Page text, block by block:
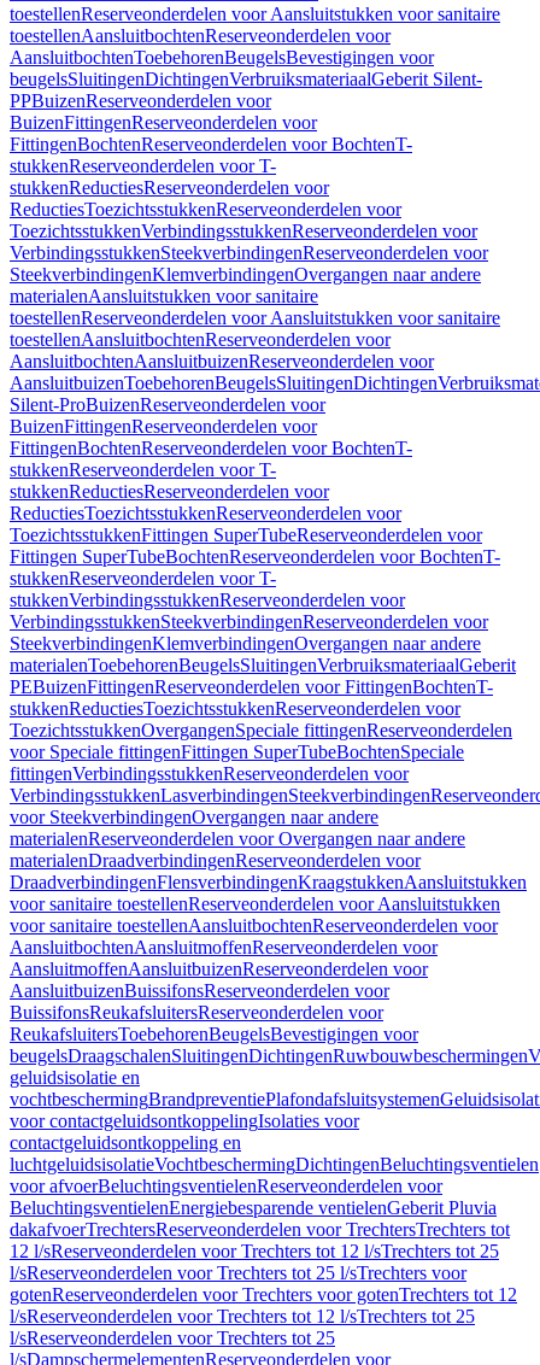
toestellenReserveonderdelen voor Aansluitstukken voor sanitaire
toestellenAansluitbochtenReserveonderdelen voor
AansluitbochtenToebehorenBeugelsBevestigingen voor
beugelsSluitingenDichtingenVerbruiksmateriaalGeberit Silent-
PPBuizenReserveonderdelen voor
BuizenFittingenReserveonderdelen voor
FittingenBochtenReserveonderdelen voor BochtenT-
stukkenReserveonderdelen voor T-
stukkenReductiesReserveonderdelen voor
ReductiesToezichtsstukkenReserveonderdelen voor
ToezichtsstukkenVerbindingsstukkenReserveonderdelen voor
VerbindingsstukkenSteekverbindingenReserveonderdelen voor
SteekverbindingenKlemverbindingenOvergangen naar andere
materialenAansluitstukken voor sanitaire
toestellenReserveonderdelen voor Aansluitstukken voor sanitaire
toestellenAansluitbochtenReserveonderdelen voor
AansluitbochtenAansluitbuizenReserveonderdelen voor
AansluitbuizenToebehorenBeugelsSluitingenDichtingen
Silent-ProBuizenReserveonderdelen voor
BuizenFittingenReserveonderdelen voor
FittingenBochtenReserveonderdelen voor BochtenT-
stukkenReserveonderdelen voor T-
stukkenReductiesReserveonderdelen voor
ReductiesToezichtsstukkenReserveonderdelen voor
ToezichtsstukkenFittingen SuperTubeReserveonderdelen voor
Fittingen SuperTubeBochtenReserveonderdelen voor BochtenT-
stukkenReserveonderdelen voor T-
stukkenVerbindingsstukkenReserveonderdelen voor
VerbindingsstukkenSteekverbindingenReserveonderdelen voor
SteekverbindingenKlemverbindingenOvergangen naar andere
materialenToebehorenBeugelsSluitingenVerbruiksmateriaalGeberit
PEBuizenFittingenReserveonderdelen voor FittingenBochtenT-
stukkenReductiesToezichtsstukkenReserveonderdelen voor
ToezichtsstukkenOvergangenSpeciale fittingenReserveonderdelen
voor Speciale fittingenFittingen SuperTubeBochtenSpeciale
fittingenVerbindingsstukkenReserveonderdelen voor
VerbindingsstukkenLasverbindingenSteekverbindingen
voor SteekverbindingenOvergangen naar andere
materialenReserveonderdelen voor Overgangen naar andere
materialenDraadverbindingenReserveonderdelen voor
DraadverbindingenFlensverbindingenKraagstukkenAansluitstukken
voor sanitaire toestellenReserveonderdelen voor Aansluitstukken
voor sanitaire toestellenAansluitbochtenReserveonderdelen voor
AansluitbochtenAansluitmoffenReserveonderdelen voor
AansluitmoffenAansluitbuizenReserveonderdelen voor
AansluitbuizenBuissifonsReserveonderdelen voor
BuissifonsReukafsluitersReserveonderdelen voor
ReukafsluitersToebehorenBeugelsBevestigingen voor
beugelsDraagschalenSluitingenDichtingenRuwbouwbeschermingen
geluidsisolatie en
vochtbeschermingBrandpreventiePlafondafsluitsystemen
voor contactgeluidsontkoppelingIsolaties voor
contactgeluidsontkoppeling en
luchtgeluidsisolatieVochtbeschermingDichtingenBeluchtingsventielen
voor afvoerBeluchtingsventielenReserveonderdelen voor
BeluchtingsventielenEnergiebesparende ventielenGeberit Pluvia
dakafvoerTrechtersReserveonderdelen voor TrechtersTrechters tot
12 l/sReserveonderdelen voor Trechters tot 12 l/sTrechters tot 25
l/sReserveonderdelen voor Trechters tot 25 l/sTrechters voor
gotenReserveonderdelen voor Trechters voor gotenTrechters tot 12
l/sReserveonderdelen voor Trechters tot 12 l/sTrechters tot 25
l/sReserveonderdelen voor Trechters tot 25
l/sDampschermelementenReserveonderdelen voor